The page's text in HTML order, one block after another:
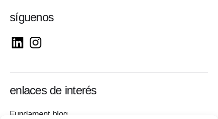
síguenos
enlaces de interés
Fundament blog